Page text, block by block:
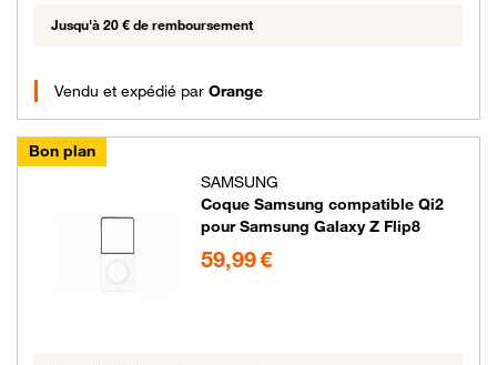
Jusqu'à 20 € de remboursement
Vendu et expédié par Orange
Bon plan
SAMSUNG
Coque Samsung compatible Qi2
pour Samsung Galaxy Z Flip8
59,99 €